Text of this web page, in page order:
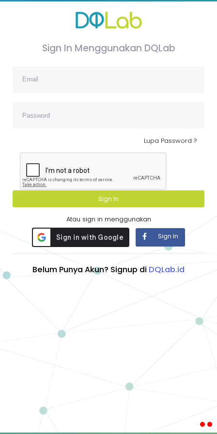
Sign In Menggunakan DQLab
Lupa Password ?
Sign In
Atau sign in menggunakan
Sign In
Belum Punya Akun? Signup di DQLab.id